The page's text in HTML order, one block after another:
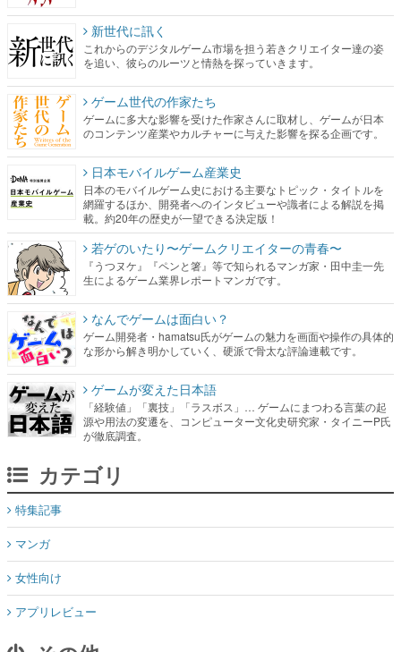
新世代に訊く
これからのデジタルゲーム市場を担う若きクリエイター達の姿
を追い、彼らのルーツと情熱を探っていきます。
ゲーム世代の作家たち
ゲームに多大な影響を受けた作家さんに取材し、ゲームが日本
のコンテンツ産業やカルチャーに与えた影響を探る企画です。
日本モバイルゲーム産業史
日本のモバイルゲーム史における主要なトピック・タイトルを
網羅するほか、開発者へのインタビューや識者による解説を掲
載。約20年の歴史が一望できる決定版！
若ゲのいたり〜ゲームクリエイターの青春〜
『うつヌケ』『ペンと箸』等で知られるマンガ家・田中圭一先
生によるゲーム業界レポートマンガです。
なんでゲームは面白い？
ゲーム開発者・hamatsu氏がゲームの魅力を画面や操作の具体的
な形から解き明かしていく、硬派で骨太な評論連載です。
ゲームが変えた日本語
「経験値」「裏技」「ラスボス」… ゲームにまつわる言葉の起
源や用法の変遷を、コンピューター文化史研究家・タイニーP氏
が徹底調査。
カテゴリ
特集記事
マンガ
女性向け
アプリレビュー